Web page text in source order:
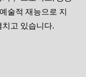
술적 재능으로 지
고 있습니다.